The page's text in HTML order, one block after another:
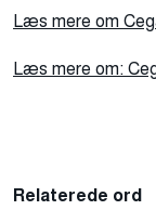
Læs mere om
Læs mere om:
Relaterede ord